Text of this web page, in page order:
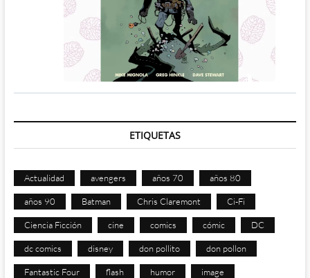
ETIQUETAS
Actualidad avengers años 70 años 80
años 90 Batman Chris Claremont Ci-Fi
Ciencia Ficción cine comics cómic DC
dc comics disney don pollito don pollon
Fantastic Four flash humor image